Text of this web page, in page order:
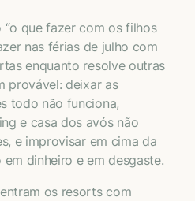
que fazer com os filhos
nas férias de julho com
enquanto resolve outras
provável: deixar as
todo não funciona,
e casa dos avós não
e improvisar em cima da
dinheiro e em desgaste.
os resorts com